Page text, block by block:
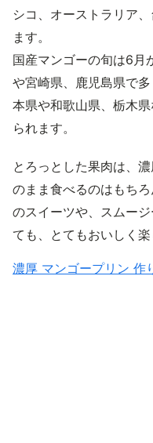
シコ、オーストラリア
ます。
国産マンゴーの旬は6月
や宮崎県、鹿児島県で
本県や和歌山県、栃木
られます。
とろっとした果肉は、
のまま食べるのはもち
のスイーツや、スムー
ても、とてもおいしく楽
濃厚 マンゴープリン 作